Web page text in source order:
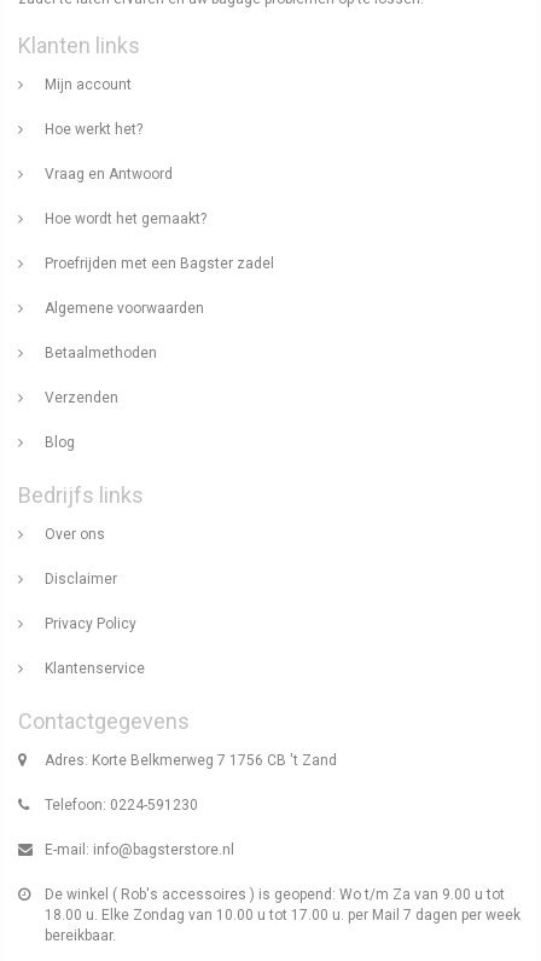
Klanten links
Mijn account
Hoe werkt het?
Vraag en Antwoord
Hoe wordt het gemaakt?
Proefrijden met een Bagster zadel
Algemene voorwaarden
Betaalmethoden
Verzenden
Blog
Bedrijfs links
Over ons
Disclaimer
Privacy Policy
Klantenservice
Contactgegevens
Adres: Korte Belkmerweg 7 1756 CB 't Zand
Telefoon: 0224-591230
E-mail: info@bagsterstore.nl
De winkel ( Rob's accessoires ) is geopend: Wo t/m Za van 9.00 u tot
18.00 u. Elke Zondag van 10.00 u tot 17.00 u. per Mail 7 dagen per week
bereikbaar.